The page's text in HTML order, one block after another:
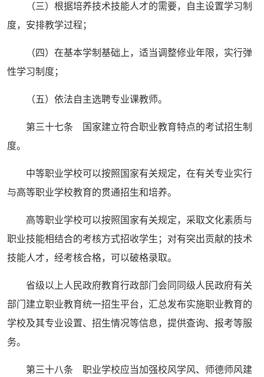
（三）根据培养技术技能人才的需要，自主设置学习制
度，安排教学过程；
（四）在基本学制基础上，适当调整修业年限，实行弹
性学习制度；
（五）依法自主选聘专业课教师。
第三十七条 国家建立符合职业教育特点的考试招生制
度。
中等职业学校可以按照国家有关规定，在有关专业实行
与高等职业学校教育的贯通招生和培养。
高等职业学校可以按照国家有关规定，采取文化素质与
职业技能相结合的考核方式招收学生；对有突出贡献的技术
技能人才，经考核合格，可以破格录取。
省级以上人民政府教育行政部门会同同级人民政府有关
部门建立职业教育统一招生平台，汇总发布实施职业教育的
学校及其专业设置、招生情况等信息，提供查询、报考等服
务。
第三十八条 职业学校应当加强校风学风、师德师风建